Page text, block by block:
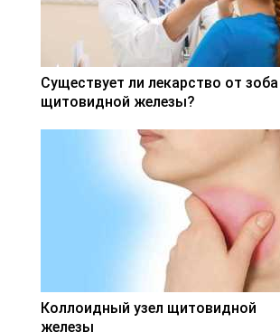
Существует ли лекарство от зоба
щитовидной железы?
Коллоидный узел щитовидной
железы